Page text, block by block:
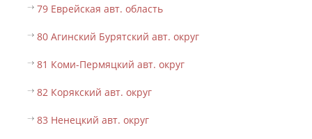
79 Еврейская авт. область
80 Агинский Бурятский авт. округ
81 Коми-Пермяцкий авт. округ
82 Корякский авт. округ
83 Ненецкий авт. округ